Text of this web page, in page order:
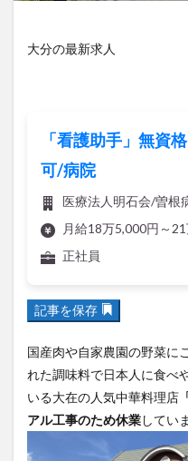
大分の最新求人
「看護助手」無資
可/病院
医療法人明石会/曽根
月給18万5,000円～
正社員
記事を保存
国産肉や自家農園の野菜に
れた調味料で日本人に食べ
いる大在の人気中華料理店
アル工事のため休業してい
ウクライナ
ジャマイカ料理
ジ
スタバ
チキンカレー
テイク
トキハ本店
ハロウィ
ハンバーグ
ビアガーデン
ヘルシー
ペスカト
ホーバークラフト
ミ
ラバーダック
ランチ
リンクスクエア
レト